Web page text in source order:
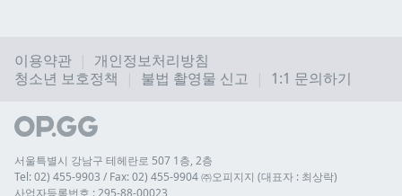
이용약관
개인정보처리방침
청소년 보호정책
불법 촬영물 신고 1:1 문의하기
서울특별시 강남구 테헤란로 507 1층, 2층
Tel: 02) 455-9903 / Fax: 02) 455-9904 ㈜오피지지 (대표자 : 최상락)
사업자등록번호 : 295-88-00023